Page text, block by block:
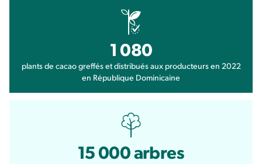
1 080
plants de cacao greffés et distribués aux producteurs en 2022
en République Dominicaine
15 000 arbres